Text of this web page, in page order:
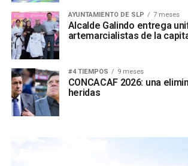
AYUNTAMIENTO DE SLP 7 meses
Alcalde Galindo entrega
artemarcialistas de la
#4 TIEMPOS 9 meses
CONCACAF 2026: una
heridas